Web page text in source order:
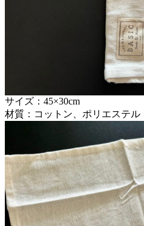
サイズ：45×30cm
材質：コットン、ポリエステル